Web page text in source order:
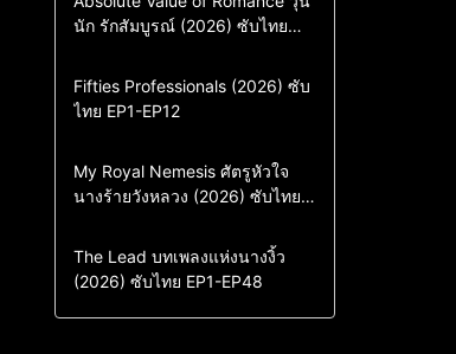
ซีรี่ย์เกาหลีซับไทย
นัก รักสัมบูรณ์ (2026) ซับไทย
Action & Adventure
Comedy
Drama
ซีรี่ย์เกาหลี
Fifties Professionals (2026) ซับ
ไทย EP1-EP12
Comedy
Drama
Sci-Fi & Fantasy
ซีรี่ย์เกาหลี
My Royal Nemesis ศัตรูหัวใจ
นางร้ายวังหลวง (2026) ซับไทย
Drama
ซีรี่ย์จีน
ซีรี่ย์จีนซับไทย
The Lead บทเพลงแห่งนางงิ้ว
(2026) ซับไทย EP1-EP48